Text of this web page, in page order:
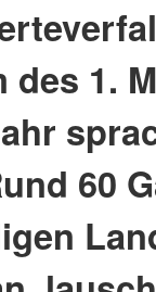
des 1.
60